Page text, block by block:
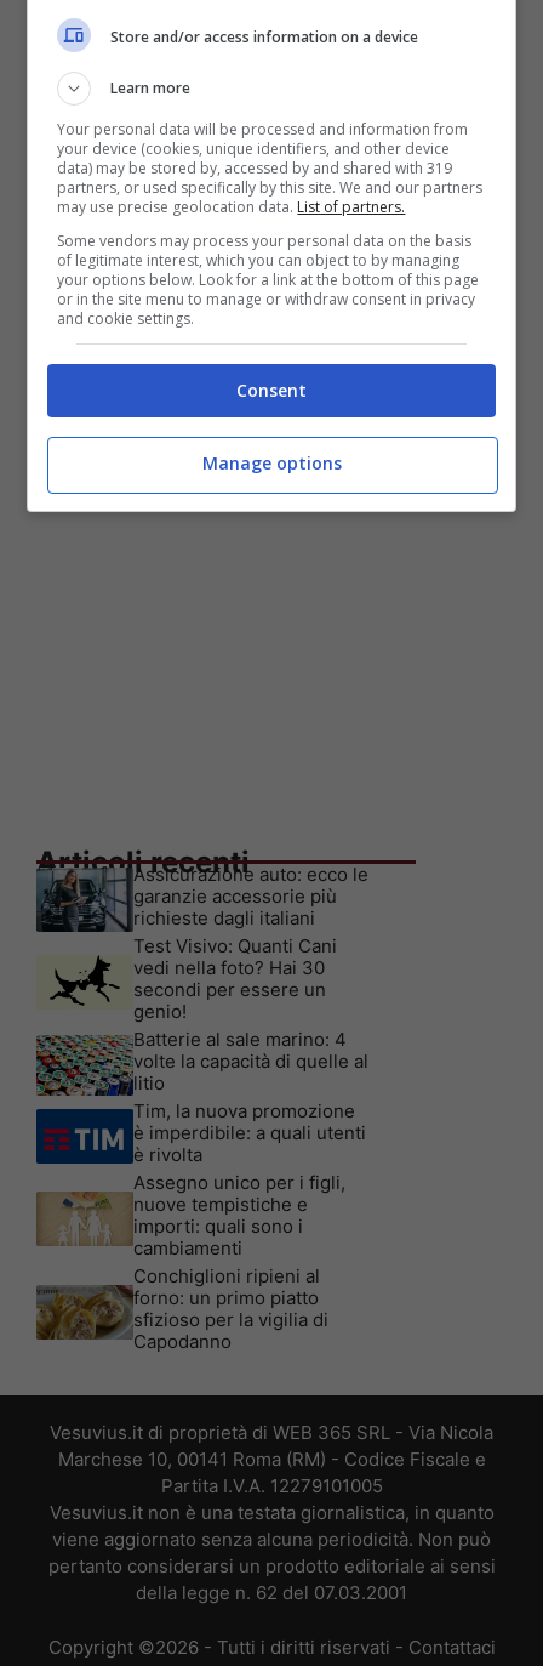
Spotify attacca Apple: accusa di
abuso di potere
16 Settembre 2020
Articoli recenti
Assicurazione auto: ecco le
garanzie accessorie più
richieste dagli italiani
Test Visivo: Quanti Cani
vedi nella foto? Hai 30
secondi per essere un
genio!
Batterie al sale marino: 4
volte la capacità di quelle al
litio
Tim, la nuova promozione
è imperdibile: a quali utenti
è rivolta
Assegno unico per i figli,
nuove tempistiche e
importi: quali sono i
cambiamenti
Conchiglioni ripieni al
forno: un primo piatto
sfizioso per la vigilia di
Capodanno
Vesuvius.it di proprietà di WEB 365 SRL - Via Nicola
Marchese 10, 00141 Roma (RM) - Codice Fiscale e
Partita I.V.A. 12279101005
Vesuvius.it non è una testata giornalistica, in quanto
viene aggiornato senza alcuna periodicità. Non può
pertanto considerarsi un prodotto editoriale ai sensi
della legge n. 62 del 07.03.2001
Copyright ©2026 - Tutti i diritti riservati - Contattaci
Store and/or access information on a device
Learn more
Your personal data will be processed and information from
your device (cookies, unique identifiers, and other device
data) may be stored by, accessed by and shared with 319
partners, or used specifically by this site. We and our partners
may use precise geolocation data. List of partners.
Some vendors may process your personal data on the basis
of legitimate interest, which you can object to by managing
your options below. Look for a link at the bottom of this page
or in the site menu to manage or withdraw consent in privacy
and cookie settings.
Consent
Manage options